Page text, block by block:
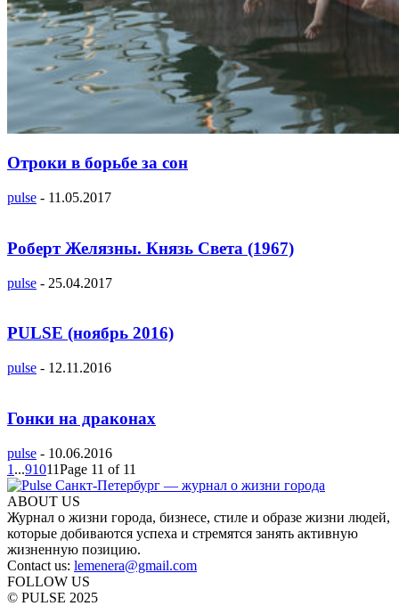
Отроки в борьбе за сон
pulse - 11.05.2017
Роберт Желязны. Князь Света (1967)
pulse - 25.04.2017
PULSE (ноябрь 2016)
pulse - 12.11.2016
Гонки на драконах
pulse - 10.06.2016
1 ...91011Page 11 of 11
ABOUT US
Журнал о жизни города, бизнесе, стиле и образе жизни людей,
которые добиваются успеха и стремятся занять активную
жизненную позицию.
Contact us: lemenera@gmail.com
FOLLOW US
© PULSE 2025